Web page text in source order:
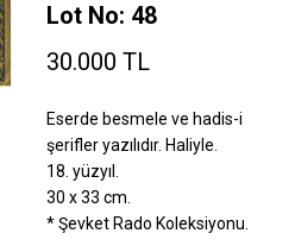
Lot No: 48
30.000 TL
Eserde besmele ve hadis-i
şerifler yazılıdır. Haliyle.
18. yüzyıl.
30 x 33 cm.
* Şevket Rado Koleksiyonu.